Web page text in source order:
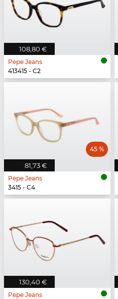
108,80 €
Pepe Jeans
413415 - C2
81,73 €
45 %
Pepe Jeans
3415 - C4
130,40 €
Pepe Jeans